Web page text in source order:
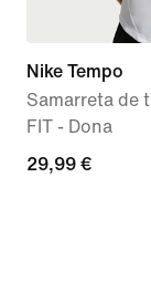
Nike Tempo
Samarreta de
FIT - Dona
29,99 €
29,99 €